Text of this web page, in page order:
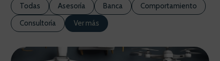
Todas Asesoría Banca
Comportamiento
Consultoría
Ver más